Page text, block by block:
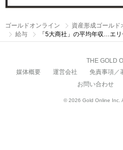
ゴールドオンライン 資産形成ゴールド
給与
「5大商社」の平均年収…エ
THE GOLD
媒体概要
運営会社 免責事項／
お問い合わせ
© 2026 Gold Online Inc.